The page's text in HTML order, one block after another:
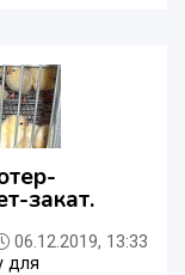
закат.
06.12.2019, 13:33
для